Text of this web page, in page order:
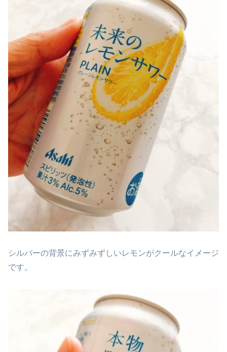
シルバーの背景にみずみずしいレモンがクールなイメージ
です。